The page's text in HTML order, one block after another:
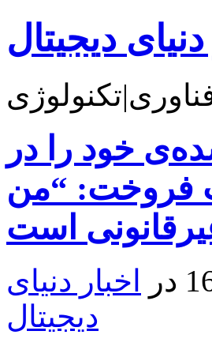
دنیای دیجیتال
شده‌ی خود را در
فروخت: “من
اخبار دنیای
دیجیتال